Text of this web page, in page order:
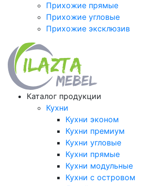
Прихожие прямые
Прихожие угловые
Прихожие эксклюзив
Каталог продукции
Кухни
Кухни эконом
Кухни премиум
Кухни угловые
Кухни прямые
Кухни модульные
Кухни с островом